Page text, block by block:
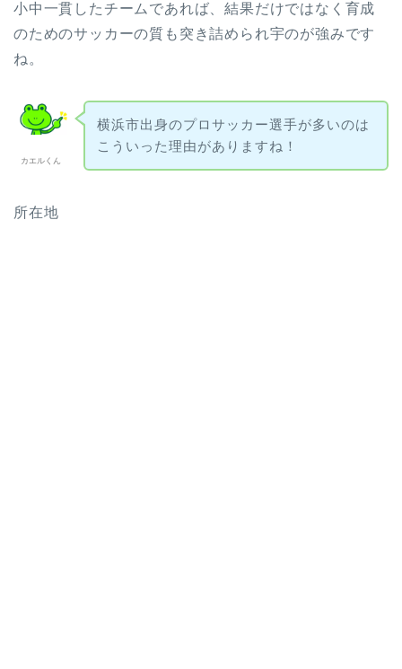
小中一貫したチームであれば、結果だけではなく育成
のためのサッカーの質も突き詰められ宇のが強みです
ね。
カエルくん
横浜市出身のプロサッカー選手が多いのは
こういった理由がありますね！
所在地